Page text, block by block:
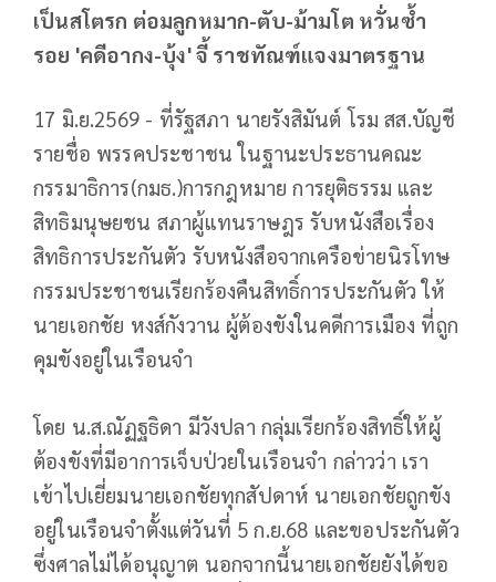
เป็นสโตรก ต่อมลูกหมาก-ตับ-ม้ามโต หวั่นซ้ำ
รอย 'คดีอากง-บุ้ง' จี้ ราชทัณฑ์แจงมาตรฐาน
17 มิ.ย.2569 - ที่รัฐสภา นายรังสิมันต์ โรม สส.บัญชี
รายชื่อ พรรคประชาชน ในฐานะประธานคณะ
กรรมาธิการ(กมธ.)การกฎหมาย การยุติธรรม และ
สิทธิมนุษยชน สภาผู้แทนราษฎร รับหนังสือเรื่อง
สิทธิการประกันตัว รับหนังสือจากเครือข่ายนิรโทษ
กรรมประชาชนเรียกร้องคืนสิทธิ์การประกันตัว ให้
นายเอกชัย หงส์กังวาน ผู้ต้องขังในคดีการเมือง ที่ถูก
คุมขังอยู่ในเรือนจำ
โดย น.ส.ณัฏฐธิดา มีวังปลา กลุ่มเรียกร้องสิทธิ์ให้ผู้
ต้องขังที่มีอาการเจ็บป่วยในเรือนจำ กล่าวว่า เรา
เข้าไปเยี่ยมนายเอกชัยทุกสัปดาห์ นายเอกชัยถูกขัง
อยู่ในเรือนจำตั้งแต่วันที่ 5 ก.ย.68 และขอประกันตัว
ซึ่งศาลไม่ได้อนุญาต นอกจากนี้นายเอกชัยยังได้ขอ